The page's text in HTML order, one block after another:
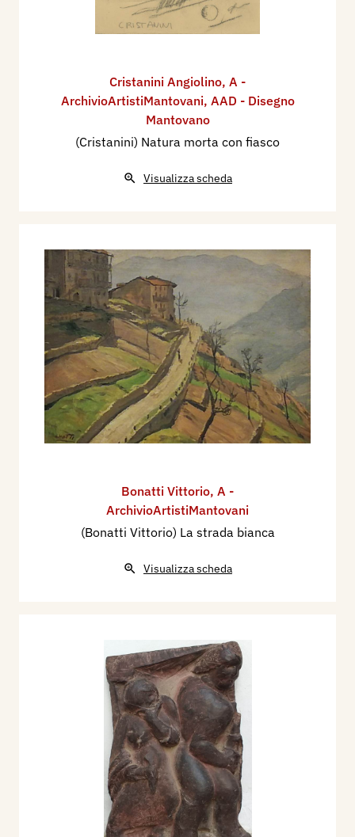
Cristanini Angiolino, A -
ArchivioArtistiMantovani, AAD - Disegno
Mantovano
(Cristanini) Natura morta con fiasco
Visualizza scheda
Bonatti Vittorio, A -
ArchivioArtistiMantovani
(Bonatti Vittorio) La strada bianca
Visualizza scheda